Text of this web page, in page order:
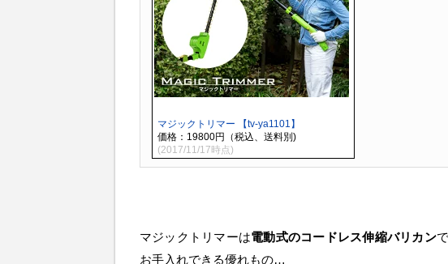
マジックトリマー 【tv-ya1101】
価格：19800円（税込、送料別)
(2017/11/17時点)
マジックトリマーは電動式のコードレス伸縮バリカン
お手入れできる優れもの…